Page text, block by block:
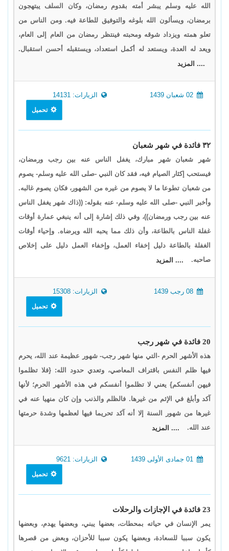
الله عليه وسلم يبشر أمته بقدوم رمضان، وكان السلف يبتهجون
برمضان، ويسألون الله بلوغه والتوفيق للطاعة فيه. ومن الناس من
تعلو همته ويزداد شوقه ومحبته فينتظر رمضان من العام إلى العام،
ويعد له العدة، ويستعد له أكمل استعداد، ويستقبله أحسن استقبال.
.... المزيد
الزيارات: 14131
تحميل
٣٢ فائدة في شهر شعبان
شهر شعبان شهر مبارك، يغفل الناس عنه بين رجب ورمضان،
فيستحب إكثار الصيام فيه، فقد كان النبي -صلى الله عليه وسلم- يصوم
من شعبان تطوعا ما لا يصوم من غيره من الشهور، فكان يصوم غالبه.
وأخبر النبي -صلى الله عليه وسلم- عنه بقوله: ((ذاك شهر يغفل الناس
عنه بين رجب ورمضان))، وفي ذلك إشارة إلى أنه ينبغي عمارة أوقات
غفلة الناس بالطاعة، وأن ذلك مما يحبه الله ويرضاه. وإحياء أوقات
الغفلة بالطاعة دليل إخفاء العمل، وإخفاء العمل دليل على إخلاص
صاحبه.
.... المزيد
الزيارات: 15308
تحميل
20 فائدة في شهر رجب
هذه الأشهر الحرم -التي منها شهر رجب- شهور عظيمة عند الله، يحرم
فيها ظلم النفس باقتراف المعاصي، وتعدي حدود الله: {فلا تظلموا
فيهن أنفسكم} يعني لا تظلموا أنفسكم في هذه الأشهر الحرم؛ لأنها
آكد وأبلغ في الإثم من غيرها. فالظلم والذنب وإن كان منهيا عنه في
غيرها من شهور السنة إلا أنه آكد تحريما فيها لعظمها وشدة حرمتها
عند الله.
.... المزيد
الزيارات: 9621
تحميل
23 فائدة في الإجازات والرحلات
يمر الإنسان في حياته بمحطات، بعضها يبني، وبعضها يهدم، وبعضها
يكون سببا للسعادة، وبعضها يكون سببا للأحزان، وبعض من قصرها